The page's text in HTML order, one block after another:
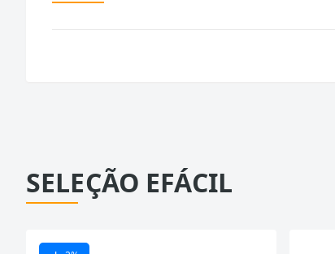
SELEÇÃO EFÁCIL